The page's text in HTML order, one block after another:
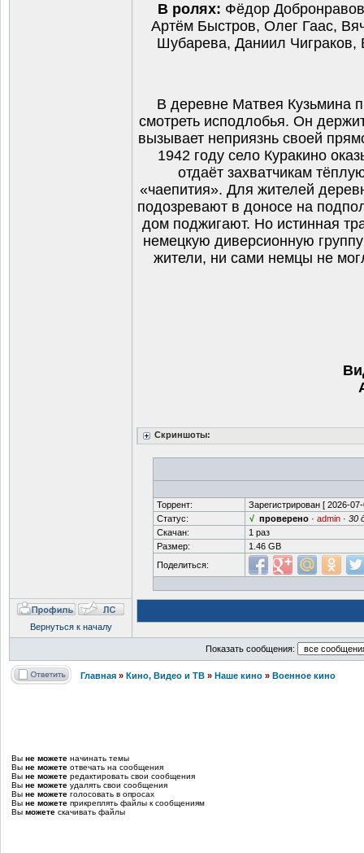
В ролях: Фёдор
Артём Быстров, Олег Гаас,
Шубарева, Даниил Чиграков,
В деревне Матвея Кузьмина
смотреть исподлобья. Он
вызывает неприязнь своей
1942 году село Куракино
отдаёт захватчикам
«чаепития». Для жителей
подозревают в доносе на
дом поджигают. Но истинная
немецкую диверсионную
жители, ни сами немцы не
Скриншоты:
Торрент: Зарегистрирован [ 2026-
Статус:
√ проверено · admin · 30
Скачан:
1 раз
Размер:
1.46 GB
Поделиться:
Вернуться к началу
Показать сообщения:
Главная » Кино, Видео и ТВ » Наше кино » Военное кино
Вы не можете начинать темы
Вы не можете отвечать на сообщения
Вы не можете редактировать свои сообщения
Вы не можете удалять свои сообщения
Вы не можете голосовать в опросах
Вы не можете прикреплять файлы к сообщениям
Вы можете скачивать файлы